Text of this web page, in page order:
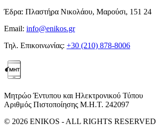
Έδρα: Πλαστήρα Νικολάου, Μαρούσι, 151 24
Email: info@enikos.gr
Τηλ. Επικοινωνίας: +30 (210) 878-8006
Μητρώο Έντυπου και Ηλεκτρονικού Τύπου
Αριθμός Πιστοποίησης Μ.Η.Τ. 242097
© 2026 ENIKOS - ALL RIGHTS RESERVED